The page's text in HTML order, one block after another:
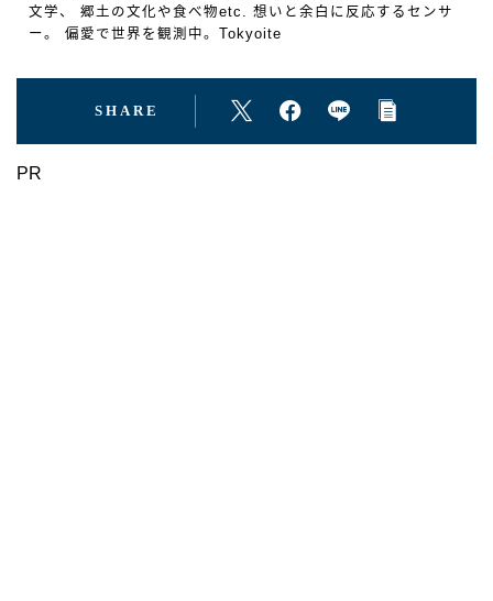
文学、 郷土の文化や食べ物etc. 想いと余白に反応するセンサ
ー。 偏愛で世界を観測中。Tokyoite
SHARE
PR